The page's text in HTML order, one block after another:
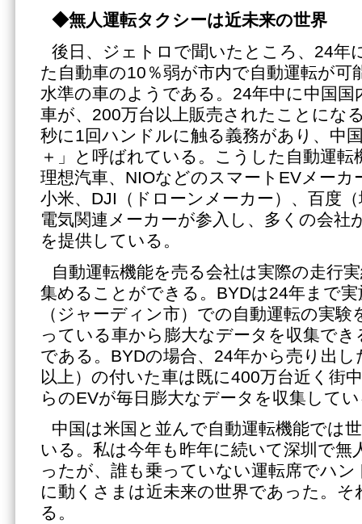
◆無人運転タクシーは近未来の世界
後日、ジェトロで聞いたところ、24年
た自動車の10％弱が市内で自動運転が可
水準の車のようである。24年中に中国
車が、200万台以上販売されたことにな
秒に1回ハンドルに触る義務があり、中
＋」と呼ばれている。こうした自動運転
理想汽車、NIOなどのスマートEVメー
小米、DJI（ドローンメーカー）、百度
電気関連メーカーが参入し、多くの会社
を提供している。
自動運転機能を売る会社は実際の走行
集めることができる。BYDは24年まで
（ジャーディン市）での自動運転の実
っている車から膨大なデータを収集で
である。BYDの場合、24年から売り出し
以上）の付いた車は既に400万台近く街
らのEVが毎日膨大なデータを収集して
中国は米国と並んで自動運転機能では
いる。私は今年も昨年に続いて深圳で無
ったが、誰も乗っていない運転席でハ
に動くさまは近未来の世界であった。
る。